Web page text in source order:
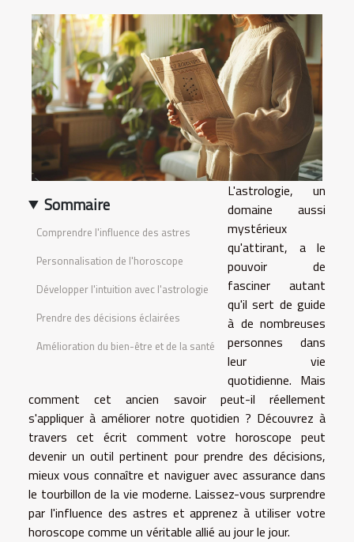
Sommaire
Comprendre l'influence des astres
Personnalisation de l'horoscope
Développer l'intuition avec l'astrologie
Prendre des décisions éclairées
Amélioration du bien-être et de la santé
L'astrologie, un
domaine aussi
mystérieux
qu'attirant, a le
pouvoir de
fasciner autant
qu'il sert de guide
à de nombreuses
personnes dans
leur vie
quotidienne. Mais
comment cet ancien savoir peut-il réellement
s'appliquer à améliorer notre quotidien ? Découvrez à
travers cet écrit comment votre horoscope peut
devenir un outil pertinent pour prendre des décisions,
mieux vous connaître et naviguer avec assurance dans
le tourbillon de la vie moderne. Laissez-vous surprendre
par l'influence des astres et apprenez à utiliser votre
horoscope comme un véritable allié au jour le jour.